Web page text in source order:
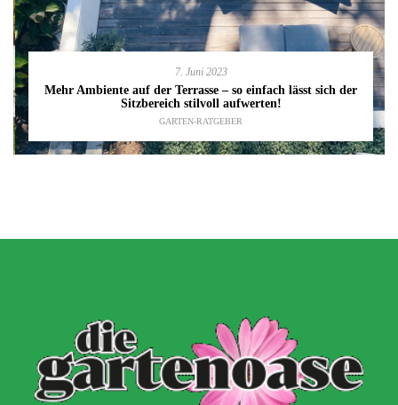
7. Juni 2023
Mehr Ambiente auf der Terrasse – so einfach lässt sich der
Sitzbereich stilvoll aufwerten!
GARTEN-RATGEBER